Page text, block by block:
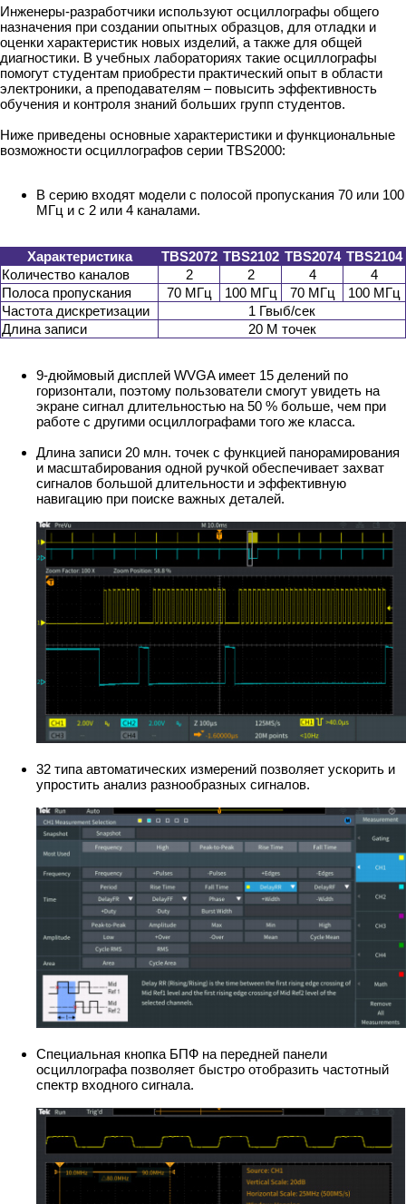
Инженеры-разработчики используют осциллографы общего
назначения при создании опытных образцов, для отладки и
оценки характеристик новых изделий, а также для общей
диагностики. В учебных лабораториях такие осциллографы
помогут студентам приобрести практический опыт в области
электроники, а преподавателям – повысить эффективность
обучения и контроля знаний больших групп студентов.
Ниже приведены основные характеристики и функциональные
возможности осциллографов серии TBS2000:
В серию входят модели с полосой пропускания 70 или 100
МГц и с 2 или 4 каналами.
Характеристика TBS2072 TBS2102 TBS2074 TBS2104
Количество каналов
2 2 4
4
Полоса пропускания
70 МГц 100 МГц 70 МГц
100 МГц
Частота дискретизации
1 Гвыб/сек
Длина записи
20 М точек
9-дюймовый дисплей WVGA имеет 15 делений по
горизонтали, поэтому пользователи смогут увидеть на
экране сигнал длительностью на 50 % больше, чем при
работе с другими осциллографами того же класса.
Длина записи 20 млн. точек с функцией панорамирования
и масштабирования одной ручкой обеспечивает захват
сигналов большой длительности и эффективную
навигацию при поиске важных деталей.
32 типа автоматических измерений позволяет ускорить и
упростить анализ разнообразных сигналов.
Специальная кнопка БПФ на передней панели
осциллографа позволяет быстро отобразить частотный
спектр входного сигнала.